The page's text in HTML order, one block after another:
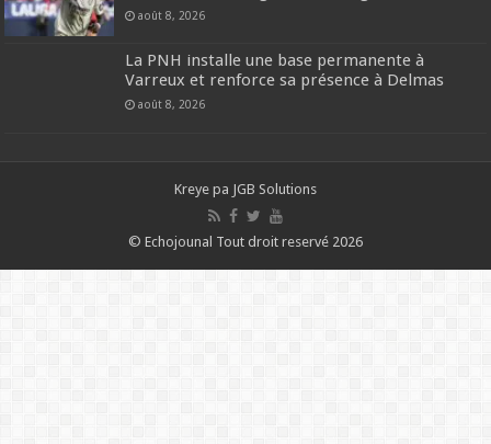
août 8, 2026
La PNH installe une base permanente à
Varreux et renforce sa présence à Delmas
août 8, 2026
Kreye pa JGB Solutions
© Echojounal Tout droit reservé 2026